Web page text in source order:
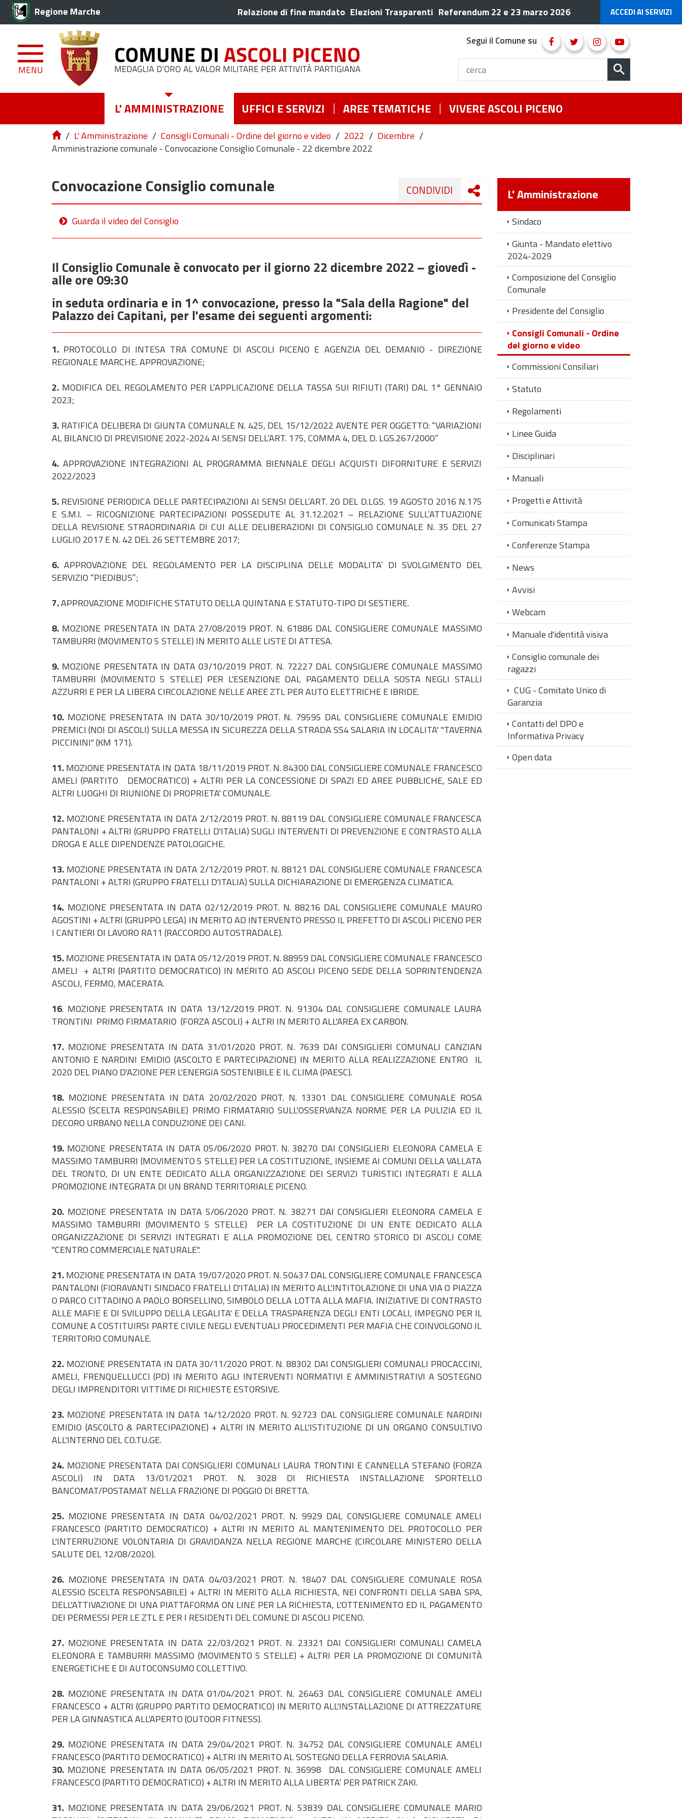
Regione Marche Relazione di fine mandato Elezioni Trasparenti Referendum 22 e 23 marzo 2026 ACCEDI AI SERVIZI
MENU
Segui il Comune su
L' AMMINISTRAZIONE UFFICI E SERVIZI AREE TEMATICHE VIVERE ASCOLI PICENO
/ L' Amministrazione / Consigli Comunali - Ordine del giorno e video / 2022 / Dicembre /
Amministrazione comunale - Convocazione Consiglio Comunale - 22 dicembre 2022
CONDIVIDI
Convocazione Consiglio comunale
Guarda il video del Consiglio
Il Consiglio Comunale è convocato per il giorno 22 dicembre 2022 – giovedì -
alle ore 09:30
in seduta ordinaria e in 1^ convocazione, presso la "Sala della Ragione" del
Palazzo dei Capitani, per l'esame dei seguenti argomenti:
1. PROTOCOLLO DI INTESA TRA COMUNE DI ASCOLI PICENO E AGENZIA DEL DEMANIO - DIREZIONE
REGIONALE MARCHE. APPROVAZIONE;
2. MODIFICA DEL REGOLAMENTO PER L’APPLICAZIONE DELLA TASSA SUI RIFIUTI (TARI) DAL 1° GENNAIO
2023;
3. RATIFICA DELIBERA DI GIUNTA COMUNALE N. 425, DEL 15/12/2022 AVENTE PER OGGETTO: “VARIAZIONI
AL BILANCIO DI PREVISIONE 2022-2024 AI SENSI DELL’ART. 175, COMMA 4, DEL D. LGS.267/2000”
4. APPROVAZIONE INTEGRAZIONI AL PROGRAMMA BIENNALE DEGLI ACQUISTI DIFORNITURE E SERVIZI
2022/2023
5. REVISIONE PERIODICA DELLE PARTECIPAZIONI AI SENSI DELL’ART. 20 DEL D.LGS. 19 AGOSTO 2016 N.175
E S.M.I. – RICOGNIZIONE PARTECIPAZIONI POSSEDUTE AL 31.12.2021 – RELAZIONE SULL’ATTUAZIONE
DELLA REVISIONE STRAORDINARIA DI CUI ALLE DELIBERAZIONI DI CONSIGLIO COMUNALE N. 35 DEL 27
LUGLIO 2017 E N. 42 DEL 26 SETTEMBRE 2017;
6. APPROVAZIONE DEL REGOLAMENTO PER LA DISCIPLINA DELLE MODALITA’ DI SVOLGIMENTO DEL
SERVIZIO “PIEDIBUS”;
7.APPROVAZIONE MODIFICHE STATUTO DELLA QUINTANA E STATUTO-TIPO DI SESTIERE.
8. MOZIONE PRESENTATA IN DATA 27/08/2019 PROT. N. 61886 DAL CONSIGLIERE COMUNALE MASSIMO
TAMBURRI (MOVIMENTO 5 STELLE) IN MERITO ALLE LISTE DI ATTESA.
9. MOZIONE PRESENTATA IN DATA 03/10/2019 PROT. N. 72227 DAL CONSIGLIERE COMUNALE MASSIMO
TAMBURRI (MOVIMENTO 5 STELLE) PER L'ESENZIONE DAL PAGAMENTO DELLA SOSTA NEGLI STALLI
AZZURRI E PER LA LIBERA CIRCOLAZIONE NELLE AREE ZTL PER AUTO ELETTRICHE E IBRIDE.
10. MOZIONE PRESENTATA IN DATA 30/10/2019 PROT. N. 79595 DAL CONSIGLIERE COMUNALE EMIDIO
PREMICI (NOI DI ASCOLI) SULLA MESSA IN SICUREZZA DELLA STRADA SS4 SALARIA IN LOCALITA' "TAVERNA
PICCININI" (KM 171).
11.MOZIONE PRESENTATA IN DATA 18/11/2019 PROT. N. 84300 DAL CONSIGLIERE COMUNALE FRANCESCO
AMELI (PARTITO DEMOCRATICO) + ALTRI PER LA CONCESSIONE DI SPAZI ED AREE PUBBLICHE, SALE ED
ALTRI LUOGHI DI RIUNIONE DI PROPRIETA' COMUNALE.
12. MOZIONE PRESENTATA IN DATA 2/12/2019 PROT. N. 88119 DAL CONSIGLIERE COMUNALE FRANCESCA
PANTALONI + ALTRI (GRUPPO FRATELLI D'ITALIA) SUGLI INTERVENTI DI PREVENZIONE E CONTRASTO ALLA
DROGA E ALLE DIPENDENZE PATOLOGICHE.
13. MOZIONE PRESENTATA IN DATA 2/12/2019 PROT. N. 88121 DAL CONSIGLIERE COMUNALE FRANCESCA
PANTALONI + ALTRI (GRUPPO FRATELLI D'ITALIA) SULLA DICHIARAZIONE DI EMERGENZA CLIMATICA.
14. MOZIONE PRESENTATA IN DATA 02/12/2019 PROT. N. 88216 DAL CONSIGLIERE COMUNALE MAURO
AGOSTINI + ALTRI (GRUPPO LEGA) IN MERITO AD INTERVENTO PRESSO IL PREFETTO DI ASCOLI PICENO PER
I CANTIERI DI LAVORO RA11 (RACCORDO AUTOSTRADALE).
15.MOZIONE PRESENTATA IN DATA 05/12/2019 PROT. N. 88959 DAL CONSIGLIERE COMUNALE FRANCESCO
AMELI + ALTRI (PARTITO DEMOCRATICO) IN MERITO AD ASCOLI PICENO SEDE DELLA SOPRINTENDENZA
ASCOLI, FERMO, MACERATA.
16. MOZIONE PRESENTATA IN DATA 13/12/2019 PROT. N. 91304 DAL CONSIGLIERE COMUNALE LAURA
TRONTINI PRIMO FIRMATARIO (FORZA ASCOLI) + ALTRI IN MERITO ALL'AREA EX CARBON.
17. MOZIONE PRESENTATA IN DATA 31/01/2020 PROT. N. 7639 DAI CONSIGLIERI COMUNALI CANZIAN
ANTONIO E NARDINI EMIDIO (ASCOLTO E PARTECIPAZIONE) IN MERITO ALLA REALIZZAZIONE ENTRO IL
2020 DEL PIANO D'AZIONE PER L'ENERGIA SOSTENIBILE E IL CLIMA (PAESC).
18. MOZIONE PRESENTATA IN DATA 20/02/2020 PROT. N. 13301 DAL CONSIGLIERE COMUNALE ROSA
ALESSIO (SCELTA RESPONSABILE) PRIMO FIRMATARIO SULL'OSSERVANZA NORME PER LA PULIZIA ED IL
DECORO URBANO NELLA CONDUZIONE DEI CANI.
19. MOZIONE PRESENTATA IN DATA 05/06/2020 PROT. N. 38270 DAI CONSIGLIERI ELEONORA CAMELA E
MASSIMO TAMBURRI (MOVIMENTO 5 STELLE) PER LA COSTITUZIONE, INSIEME AI COMUNI DELLA VALLATA
DEL TRONTO, DI UN ENTE DEDICATO ALLA ORGANIZZAZIONE DEI SERVIZI TURISTICI INTEGRATI E ALLA
PROMOZIONE INTEGRATA DI UN BRAND TERRITORIALE PICENO.
20. MOZIONE PRESENTATA IN DATA 5/06/2020 PROT. N. 38271 DAI CONSIGLIERI ELEONORA CAMELA E
MASSIMO TAMBURRI (MOVIMENTO 5 STELLE) PER LA COSTITUZIONE DI UN ENTE DEDICATO ALLA
ORGANIZZAZIONE DI SERVIZI INTEGRATI E ALLA PROMOZIONE DEL CENTRO STORICO DI ASCOLI COME
"CENTRO COMMERCIALE NATURALE".
21.MOZIONE PRESENTATA IN DATA 19/07/2020 PROT. N. 50437 DAL CONSIGLIERE COMUNALE FRANCESCA
PANTALONI (FIORAVANTI SINDACO FRATELLI D'ITALIA) IN MERITO ALL'INTITOLAZIONE DI UNA VIA O PIAZZA
O PARCO CITTADINO A PAOLO BORSELLINO, SIMBOLO DELLA LOTTA ALLA MAFIA. INIZIATIVE DI CONTRASTO
ALLE MAFIE E DI SVILUPPO DELLA LEGALITA' E DELLA TRASPARENZA DEGLI ENTI LOCALI, IMPEGNO PER IL
COMUNE A COSTITUIRSI PARTE CIVILE NEGLI EVENTUALI PROCEDIMENTI PER MAFIA CHE COINVOLGONO IL
TERRITORIO COMUNALE.
22. MOZIONE PRESENTATA IN DATA 30/11/2020 PROT. N. 88302 DAI CONSIGLIERI COMUNALI PROCACCINI,
AMELI, FRENQUELLUCCI (PD) IN MERITO AGLI INTERVENTI NORMATIVI E AMMINISTRATIVI A SOSTEGNO
DEGLI IMPRENDITORI VITTIME DI RICHIESTE ESTORSIVE.
23. MOZIONE PRESENTATA IN DATA 14/12/2020 PROT. N. 92723 DAL CONSIGLIERE COMUNALE NARDINI
EMIDIO (ASCOLTO & PARTECIPAZIONE) + ALTRI IN MERITO ALL'ISTITUZIONE DI UN ORGANO CONSULTIVO
ALL'INTERNO DEL CO.TU.GE.
24. MOZIONE PRESENTATA DAI CONSIGLIERI COMUNALI LAURA TRONTINI E CANNELLA STEFANO (FORZA
ASCOLI) IN DATA 13/01/2021 PROT. N. 3028 DI RICHIESTA INSTALLAZIONE SPORTELLO
BANCOMAT/POSTAMAT NELLA FRAZIONE DI POGGIO DI BRETTA.
25. MOZIONE PRESENTATA IN DATA 04/02/2021 PROT. N. 9929 DAL CONSIGLIERE COMUNALE AMELI
FRANCESCO (PARTITO DEMOCRATICO) + ALTRI IN MERITO AL MANTENIMENTO DEL PROTOCOLLO PER
L'INTERRUZIONE VOLONTARIA DI GRAVIDANZA NELLA REGIONE MARCHE (CIRCOLARE MINISTERO DELLA
SALUTE DEL 12/08/2020).
26. MOZIONE PRESENTATA IN DATA 04/03/2021 PROT. N. 18407 DAL CONSIGLIERE COMUNALE ROSA
ALESSIO (SCELTA RESPONSABILE) + ALTRI IN MERITO ALLA RICHIESTA, NEI CONFRONTI DELLA SABA SPA,
DELL'ATTIVAZIONE DI UNA PIATTAFORMA ON LINE PER LA RICHIESTA, L'OTTENIMENTO ED IL PAGAMENTO
DEI PERMESSI PER LE ZTL E PER I RESIDENTI DEL COMUNE DI ASCOLI PICENO.
27. MOZIONE PRESENTATA IN DATA 22/03/2021 PROT. N. 23321 DAI CONSIGLIERI COMUNALI CAMELA
ELEONORA E TAMBURRI MASSIMO (MOVIMENTO 5 STELLE) + ALTRI PER LA PROMOZIONE DI COMUNITÀ
ENERGETICHE E DI AUTOCONSUMO COLLETTIVO.
28. MOZIONE PRESENTATA IN DATA 01/04/2021 PROT. N. 26463 DAL CONSIGLIERE COMUNALE AMELI
FRANCESCO + ALTRI (GRUPPO PARTITO DEMOCRATICO) IN MERITO ALL'INSTALLAZIONE DI ATTREZZATURE
PER LA GINNASTICA ALL'APERTO (OUTOOR FITNESS).
29. MOZIONE PRESENTATA IN DATA 29/04/2021 PROT. N. 34752 DAL CONSIGLIERE COMUNALE AMELI
FRANCESCO (PARTITO DEMOCRATICO) + ALTRI IN MERITO AL SOSTEGNO DELLA FERROVIA SALARIA.
30. MOZIONE PRESENTATA IN DATA 06/05/2021 PROT. N. 36998 DAL CONSIGLIERE COMUNALE AMELI
FRANCESCO (PARTITO DEMOCRATICO) + ALTRI IN MERITO ALLA LIBERTA’ PER PATRICK ZAKI.
31. MOZIONE PRESENTATA IN DATA 29/06/2021 PROT. N. 53839 DAL CONSIGLIERE COMUNALE MARIO
L' Amministrazione
Sindaco
Giunta - Mandato elettivo
2024-2029
Composizione del Consiglio
Comunale
Presidente del Consiglio
Consigli Comunali - Ordine
del giorno e video
Commissioni Consiliari
Statuto
Regolamenti
Linee Guida
Disciplinari
Manuali
Progetti e Attività
Comunicati Stampa
Conferenze Stampa
News
Avvisi
Webcam
Manuale d'identità visiva
Consiglio comunale dei
ragazzi
CUG - Comitato Unico di
Garanzia
Contatti del DPO e
Informativa Privacy
Open data